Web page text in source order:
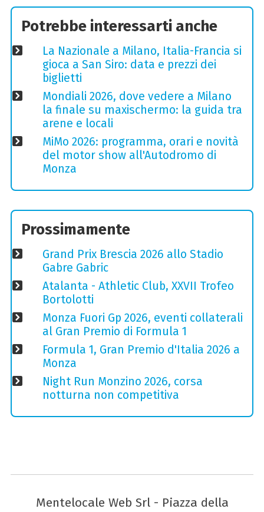
Potrebbe interessarti anche
La Nazionale a Milano, Italia-Francia si
gioca a San Siro: data e prezzi dei
biglietti
Mondiali 2026, dove vedere a Milano
la finale su maxischermo: la guida tra
arene e locali
MiMo 2026: programma, orari e novità
del motor show all'Autodromo di
Monza
Prossimamente
Grand Prix Brescia 2026 allo Stadio
Gabre Gabric
Atalanta - Athletic Club, XXVII Trofeo
Bortolotti
Monza Fuori Gp 2026, eventi collaterali
al Gran Premio di Formula 1
Formula 1, Gran Premio d'Italia 2026 a
Monza
Night Run Monzino 2026, corsa
notturna non competitiva
Mentelocale Web Srl - Piazza della